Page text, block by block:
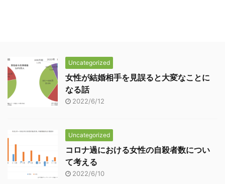
かんしては⇩ リミックス
ポイントへの投資を検討
している方 暗 ...
多い一年だったと感じて
います。 私個人として
は、とても刺激的な一年
で、恐らく人間的に成長
したのかなと思っていま
て、本日、楽天証券から
一通のメールが届きまし
た。 内容は「配当金の入
金予定をお知らせしま
す」とのこと。 添付した
Uncategorized
女性が結婚相手を見誤ると大変なことに
なる話
2022/6/12
Uncategorized
コロナ過における女性の自殺者数につい
て考える
2022/6/10